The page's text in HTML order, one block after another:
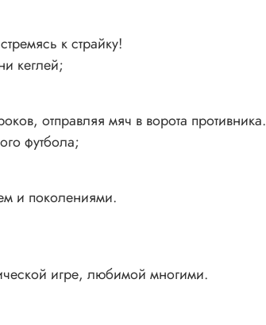
к страйку!
кеглей;
отправляя мяч в ворота противника.
футбола;
и поколениями.
игре, любимой многими.